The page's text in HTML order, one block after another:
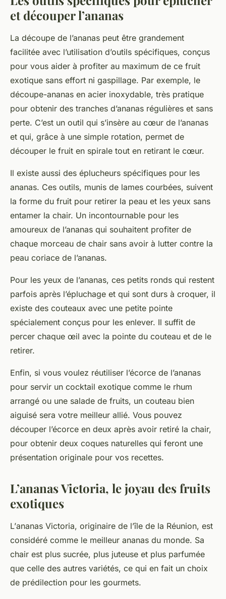
et découper l’ananas
La découpe de l’ananas peut être grandement
facilitée avec l’utilisation d’outils spécifiques, conçus
pour vous aider à profiter au maximum de ce fruit
exotique sans effort ni gaspillage. Par exemple, le
découpe-ananas en acier inoxydable, très pratique
pour obtenir des tranches d’ananas régulières et sans
perte. C’est un outil qui s’insère au cœur de l’ananas
et qui, grâce à une simple rotation, permet de
découper le fruit en spirale tout en retirant le cœur.
Il existe aussi des éplucheurs spécifiques pour les
ananas. Ces outils, munis de lames courbées, suivent
la forme du fruit pour retirer la peau et les yeux sans
entamer la chair. Un incontournable pour les
amoureux de l’ananas qui souhaitent profiter de
chaque morceau de chair sans avoir à lutter contre la
peau coriace de l’ananas.
Pour les yeux de l’ananas, ces petits ronds qui restent
parfois après l’épluchage et qui sont durs à croquer, il
existe des couteaux avec une petite pointe
spécialement conçus pour les enlever. Il suffit de
percer chaque œil avec la pointe du couteau et de le
retirer.
Enfin, si vous voulez réutiliser l’écorce de l’ananas
pour servir un cocktail exotique comme le rhum
arrangé ou une salade de fruits, un couteau bien
aiguisé sera votre meilleur allié. Vous pouvez
découper l’écorce en deux après avoir retiré la chair,
pour obtenir deux coques naturelles qui feront une
présentation originale pour vos recettes.
L’ananas Victoria, le joyau des fruits
exotiques
L’ananas Victoria, originaire de l’île de la Réunion, est
considéré comme le meilleur ananas du monde. Sa
chair est plus sucrée, plus juteuse et plus parfumée
que celle des autres variétés, ce qui en fait un choix
de prédilection pour les gourmets.